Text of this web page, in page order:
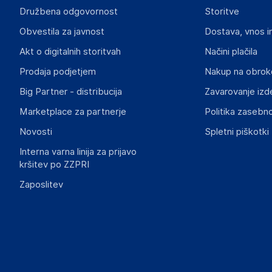
21003
Spain
Družbena odgovornost
Obvestila za javnost
Akt o digitalnih storitvah
Prodaja podjetjem
Big Partner - distribucija
Marketplace za partnerje
Novosti
Interna varna linija za prijavo
kršitev po ZZPRI
Zaposlitev
Storitve
Dostava, vnos
Načini plačila
Nakup na
Zavarovanje
Politika
Spletni piškotki